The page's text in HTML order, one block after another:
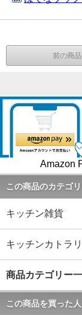
前の商
Amazon
この商品のカテゴ
キッチン雑貨
キッチンカトラ
商品カテゴリー
この商品を買った